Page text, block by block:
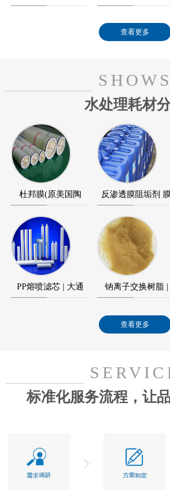
查看更多
SHOWS
水处理耗材
杜邦膜(原美国陶
氏) 海德能反渗透膜
元件
反渗透膜阻垢剂
清洗剂 膜杀菌剂
PP熔喷滤芯 | 大通 钠离子交换树脂 |
查看更多
标准化服务流程，让